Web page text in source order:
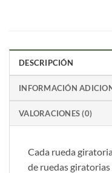
DESCRIPCIÓN
INFORMACIÓN
VALORACIONES (0)
Cada rueda
de ruedas